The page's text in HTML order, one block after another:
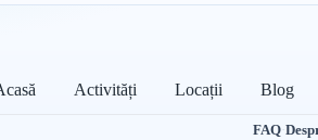
Activități Locații Blog
FAQ·